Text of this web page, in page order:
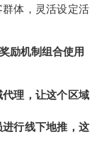
体，灵活设定活
励机制组合使用
理，让这个区域
行线下地推，这